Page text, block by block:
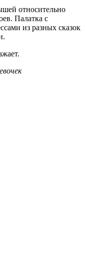
относительно
Палатка с
из разных сказок